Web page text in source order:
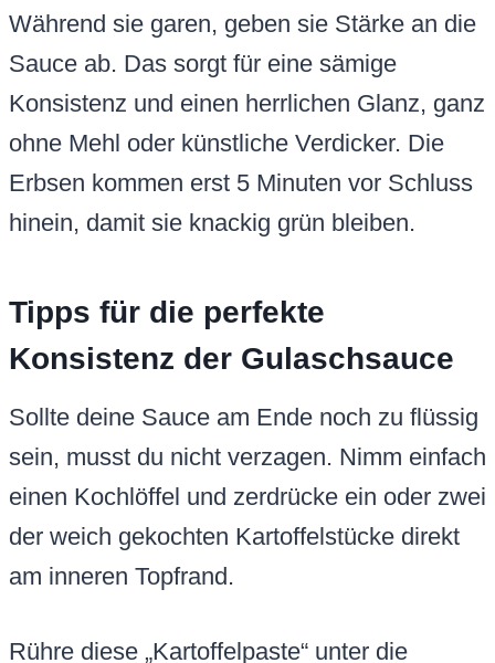
Während sie garen, geben sie Stärke an die
Sauce ab. Das sorgt für eine sämige
Konsistenz und einen herrlichen Glanz, ganz
ohne Mehl oder künstliche Verdicker. Die
Erbsen kommen erst 5 Minuten vor Schluss
hinein, damit sie knackig grün bleiben.
Tipps für die perfekte
Konsistenz der Gulaschsauce
Sollte deine Sauce am Ende noch zu flüssig
sein, musst du nicht verzagen. Nimm einfach
einen Kochlöffel und zerdrücke ein oder zwei
der weich gekochten Kartoffelstücke direkt
am inneren Topfrand.
Rühre diese „Kartoffelpaste“ unter die